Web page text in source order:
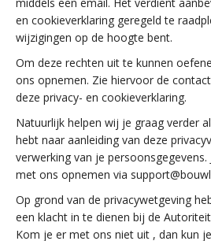
en cookieverklaring geregeld te
wijzigingen op de hoogte bent.
Om deze rechten uit te kunnen
ons opnemen. Zie hiervoor de
deze privacy- en cookieverklaring.
Natuurlijk helpen wij je graag verder
hebt naar aanleiding van deze
verwerking van je
met ons opnemen via
Op grond van de privacywetgeving
een klacht in te dienen bij de
Kom je er met ons niet uit , dan kun